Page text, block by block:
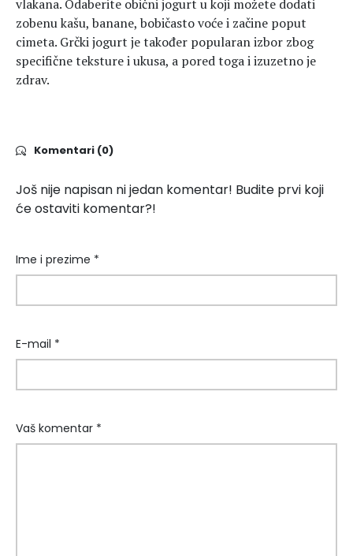
vlakana. Odaberite obični jogurt u koji možete dodati
zobenu kašu, banane, bobičasto voće i začine poput
cimeta. Grčki jogurt je također popularan izbor zbog
specifične teksture i ukusa, a pored toga i izuzetno je
zdrav.
Komentari (0)
Još nije napisan ni jedan komentar! Budite prvi koji
će ostaviti komentar?!
Ime i prezime *
E-mail *
Vaš komentar *